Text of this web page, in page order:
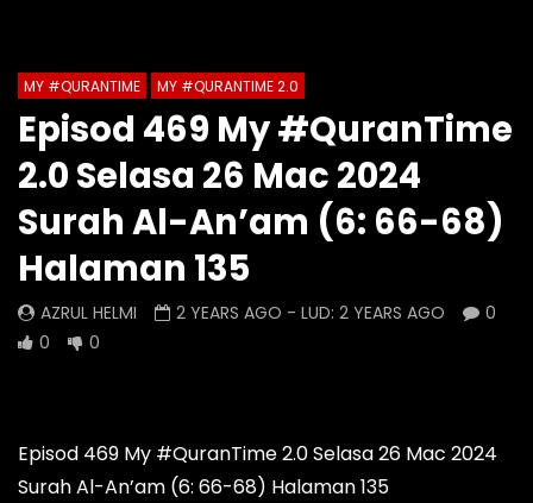
0 Comments
Episod 1332 My #QuranTime
2.0
AZRUL HELMI
22 HOURS AGO
- LUD:4 DAYS AGO
0
0 0
Episod 1331 My
AZRUL HELMI
2 DAYS AGO - LUD:
0
0
MY #QURANTIME MY #QURANTIME 2.0
Episod 469 My #QuranTime
2.0 Selasa 26 Mac 2024
Surah Al-An’am (6: 66-68)
Halaman 135
AZRUL HELMI 2 YEARS AGO - LUD: 2 YEARS AGO
0
0
0
Episod 469 My #QuranTime 2.0 Selasa 26 Mac 2024
Surah Al-An’am (6: 66-68) Halaman 135